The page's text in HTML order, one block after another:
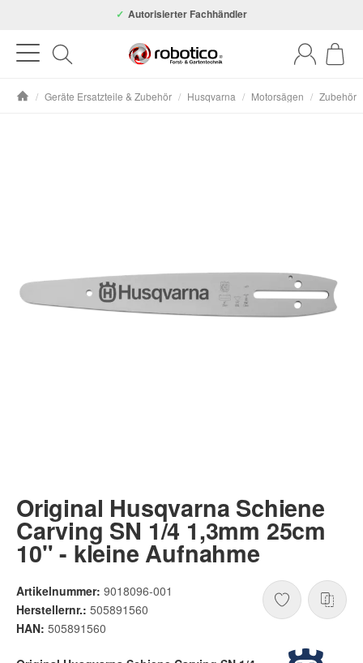
Autorisierter Fachhändler
/ Geräte Ersatzteile & Zubehör / Husqvarna / Motorsägen / Zubehör
Original Husqvarna Schiene
Carving SN 1/4 1,3mm 25cm
10" - kleine Aufnahme
Artikelnummer: 9018096-001
Herstellernr.: 505891560
HAN: 505891560